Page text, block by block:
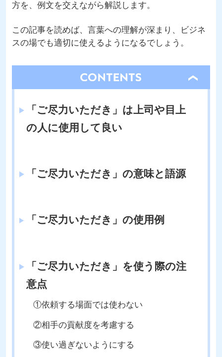
方を、例文を交えながら解説します。
この記事を読めば、言葉への理解が深まり、ビジネ
スの場でも適切に使えるようになるでしょう。
「ご尽力いただき」は上司や目上
の人に使用して良い
「ご尽力いただき」の意味と語源
「ご尽力いただき」の使用例
「ご尽力いただき」を使う際の注
意点
①依頼する場面では使わない
②相手の貢献度を考慮する
③使い過ぎないようにする